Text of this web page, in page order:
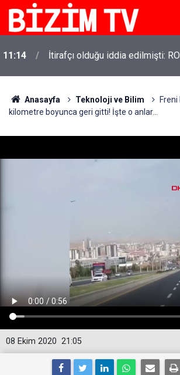
11:14 İtirafçı olduğu iddia edilmişti:
Anasayfa Teknoloji ve Bilim
kilometre boyunca geri gitti! İşte o anlar...
21:05
08 Ekim 2020